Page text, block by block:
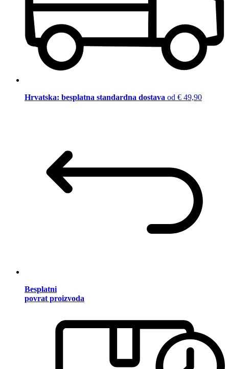
Hrvatska: besplatna standardna dostava od € 49,90
Besplatni
povrat proizvoda